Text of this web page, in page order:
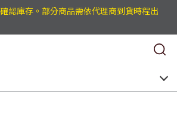
認庫存。部分商品需依代理商到貨時程出